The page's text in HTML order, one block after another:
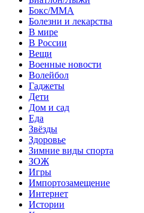
Бокс/MMA
Болезни и лекарства
В мире
В России
Вещи
Военные новости
Волейбол
Гаджеты
Дети
Дом и сад
Еда
Звёзды
Здоровье
Зимние виды спорта
ЗОЖ
Игры
Импортозамещение
Интернет
Истории